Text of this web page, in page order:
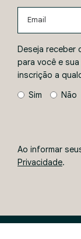
Deseja receber
para você e
inscrição a
Sim
Não
Ao informar
Privacidade.